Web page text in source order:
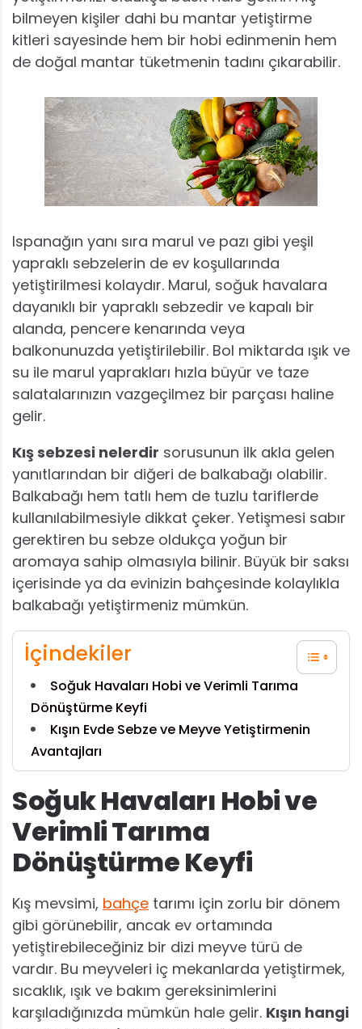
bilmeyen kişiler dahi bu mantar yetiştirme
kitleri sayesinde hem bir hobi edinmenin hem
de doğal mantar tüketmenin tadını çıkarabilir.
Ispanağın yanı sıra marul ve pazı gibi yeşil
yapraklı sebzelerin de ev koşullarında
yetiştirilmesi kolaydır. Marul, soğuk havalara
dayanıklı bir yapraklı sebzedir ve kapalı bir
alanda, pencere kenarında veya
balkonunuzda yetiştirilebilir. Bol miktarda ışık ve
su ile marul yaprakları hızla büyür ve taze
salatalarınızın vazgeçilmez bir parçası haline
gelir.
Kış sebzesi nelerdir sorusunun ilk akla gelen
yanıtlarından bir diğeri de balkabağı olabilir.
Balkabağı hem tatlı hem de tuzlu tariflerde
kullanılabilmesiyle dikkat çeker. Yetişmesi sabır
gerektiren bu sebze oldukça yoğun bir
aromaya sahip olmasıyla bilinir. Büyük bir saksı
içerisinde ya da evinizin bahçesinde kolaylıkla
balkabağı yetiştirmeniz mümkün.
İçindekiler
Soğuk Havaları Hobi ve Verimli Tarıma
Dönüştürme Keyfi
Kışın Evde Sebze ve Meyve Yetiştirmenin
Avantajları
Soğuk Havaları Hobi ve
Verimli Tarıma
Dönüştürme Keyfi
Kış mevsimi, bahçe tarımı için zorlu bir dönem
gibi görünebilir, ancak ev ortamında
yetiştirebileceğiniz bir dizi meyve türü de
vardır. Bu meyveleri iç mekanlarda yetiştirmek,
sıcaklık, ışık ve bakım gereksinimlerini
karşıladığınızda mümkün hale gelir. Kışın hangi